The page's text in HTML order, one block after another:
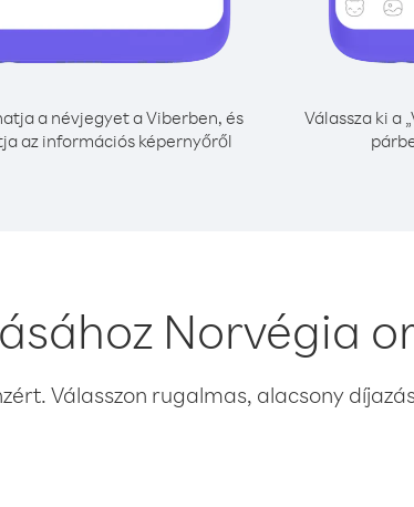
a névjegyet a Viberben, és
az információs képernyőről
Válassza ki a
Norvégia
Válasszon rugalmas, alacsony